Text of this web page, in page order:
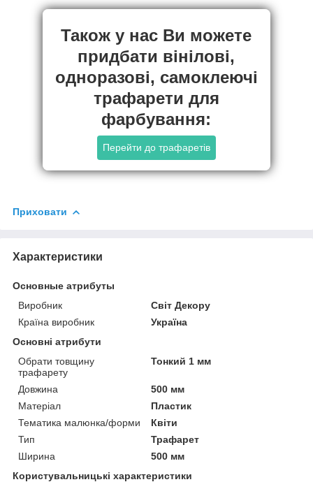
Також у нас Ви можете
придбати вінілові,
одноразові, самоклеючі
трафарети для
фарбування:
Перейти до трафаретів
Приховати
Характеристики
Основные атрибуты
Виробник
Світ Декору
Країна виробник
Україна
Основні атрибути
Обрати товщину
трафарету
Тонкий 1 мм
Довжина
500 мм
Матеріал
Пластик
Тематика малюнка/форми
Квіти
Тип
Трафарет
Ширина
500 мм
Користувальницькі характеристики